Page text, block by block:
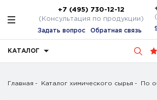
+7 (495) 730-12-12
(Консультация по продукции)
Задать вопрос Обратная связь
КАТАЛОГ
Главная Каталог химического сырья По